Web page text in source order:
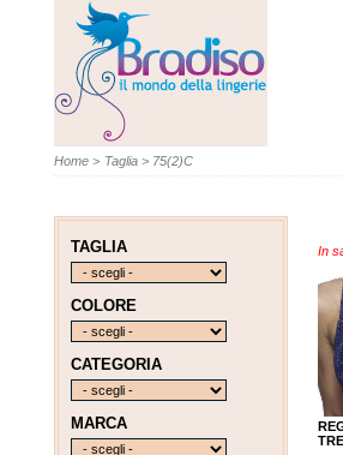
Home > Taglia > 75(2)C
In
TAGLIA
COLORE
CATEGORIA
MARCA